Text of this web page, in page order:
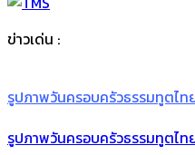
ข่าวเด่น :
รูปภาพวันครอบครัวธรรมทูตไท
รูปภาพวันครอบครัวธรรมทูตไ